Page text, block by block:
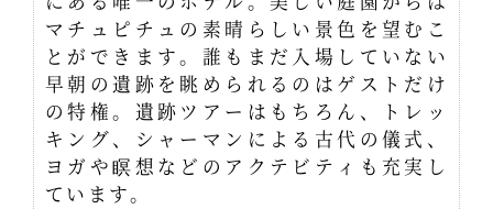
マチュピチュの素晴らしい景色を望むこ
とができます。誰もまだ入場していない
早朝の遺跡を眺められるのはゲストだけ
の特権。遺跡ツアーはもちろん、トレッ
キング、シャーマンによる古代の儀式、
ヨガや瞑想などのアクテビティも充実し
ています。